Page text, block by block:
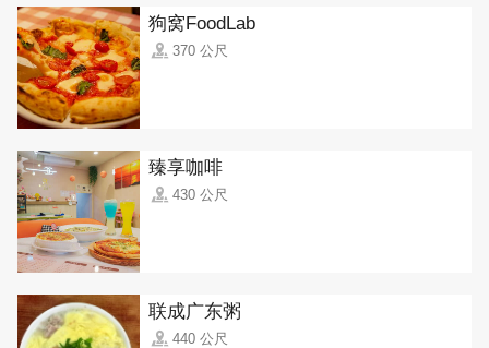
狗窝FoodLab
370 公尺
臻享咖啡
430 公尺
联成广东粥
440 公尺